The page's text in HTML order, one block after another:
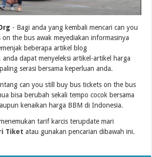
- Bagi anda yang kembali mencari can you
the bus awak meyediakan informasinya
beberapa artikel blog
dapat menyeleksi artikel-artikel harga
serasi bersama keperluan anda.
can you still buy bus tickets on the bus
bisa berubah sekali tempo cocok bersama
kenaikan harga BBM di Indonesia.
tarif karcis terupdate mari
Tiket atau gunakan pencarian dibawah ini.